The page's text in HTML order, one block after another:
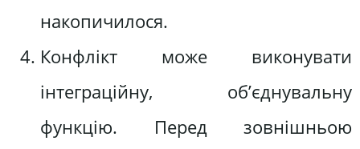
накопичилося.
Конфлікт може виконувати
інтеграційну, об’єднувальну
функцію. Перед зовнішньою